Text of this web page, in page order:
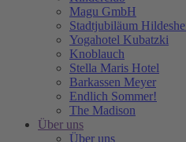
Magu GmbH
Stadtjubiläum
Yogahotel Kubatzki
Knoblauch
Stella Maris Hotel
Barkassen Meyer
Endlich Sommer!
The Madison
Über uns
Über uns